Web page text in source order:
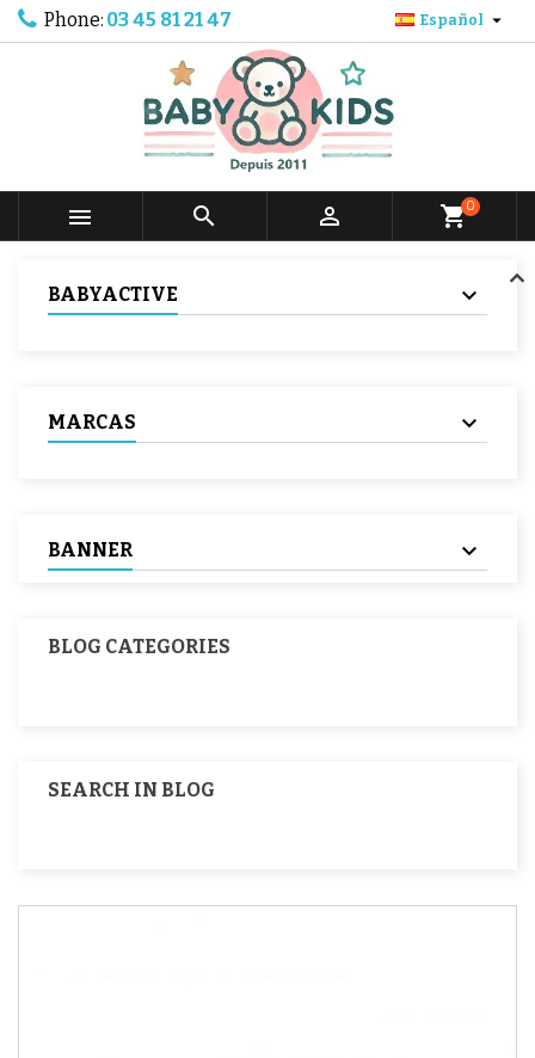
Phone: 03 45 81 21 47 Español 
   shopping_cart0
BABYACTIVE
MARCAS
BANNER
BLOG CATEGORIES
SEARCH IN BLOG